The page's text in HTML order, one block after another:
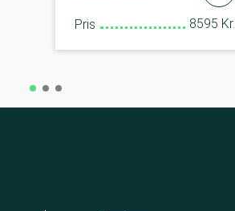
Pris 8595 Kr.